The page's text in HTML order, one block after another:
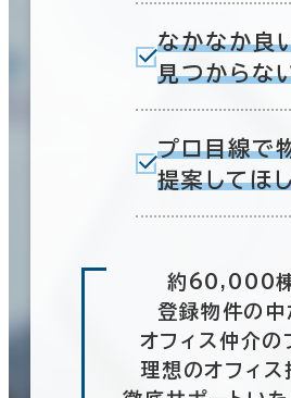
なかなか良
見つからな
プロ目線で
提案してほ
約60,000
登録物件の中
オフィス仲介の
理想のオフィス